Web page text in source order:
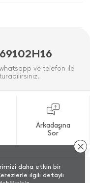
ve telefon ile
Arkadaşına
Sor
daha etkin bir
ilgili detaylı